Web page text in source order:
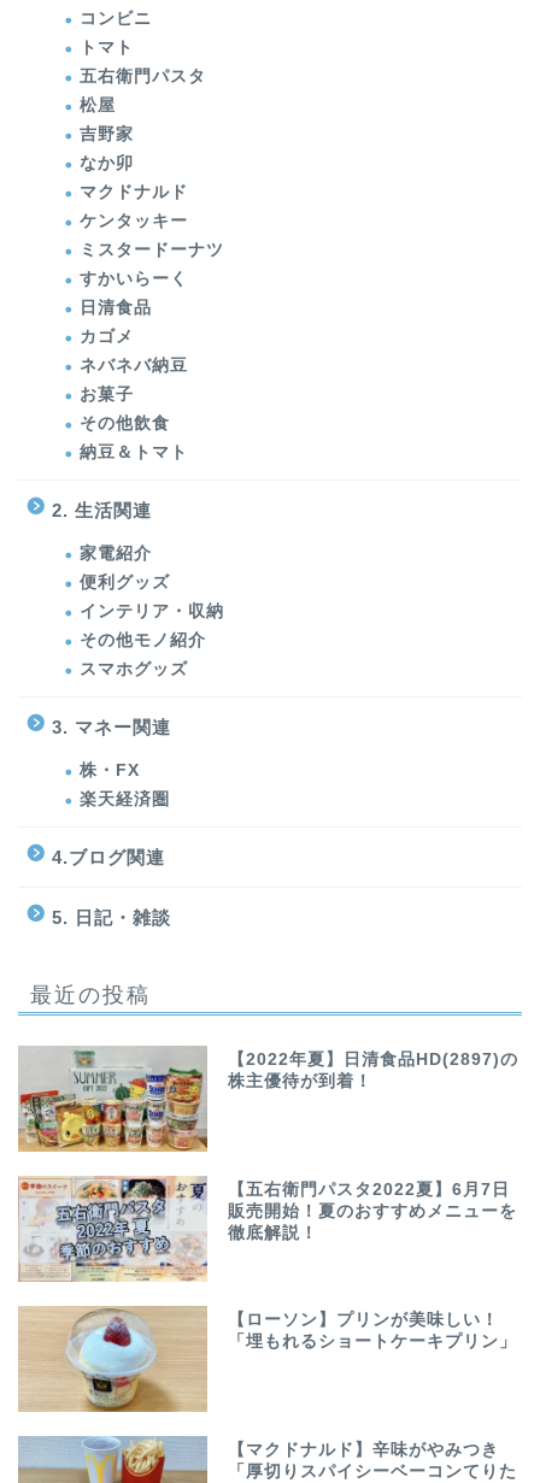
コンビニ
トマト
五右衛門パスタ
松屋
吉野家
なか卯
マクドナルド
ケンタッキー
ミスタードーナツ
すかいらーく
日清食品
カゴメ
ネバネバ納豆
お菓子
その他飲食
納豆＆トマト
2. 生活関連
家電紹介
便利グッズ
インテリア・収納
その他モノ紹介
スマホグッズ
3. マネー関連
株・FX
楽天経済圏
4.ブログ関連
5. 日記・雑談
最近の投稿
【2022年夏】日清食品HD(2897)の
株主優待が到着！
【五右衛門パスタ2022夏】6月7日
販売開始！夏のおすすめメニューを
徹底解説！
【ローソン】プリンが美味しい！
「埋もれるショートケーキプリン」
【マクドナルド】辛味がやみつき
「厚切りスパイシーベーコンてりた